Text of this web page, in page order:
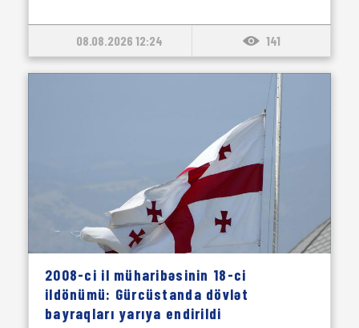
08.08.2026 12:24 141
2008-ci il müharibəsinin 18-ci
ildönümü: Gürcüstanda dövlət
bayraqları yarıya endirildi